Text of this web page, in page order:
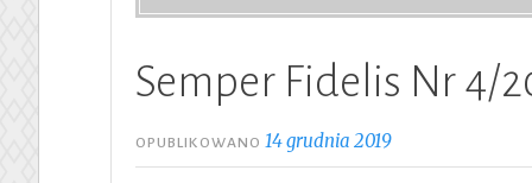
Semper Fidelis Nr 4/
OPUBLIKOWANO14 grudnia 2019